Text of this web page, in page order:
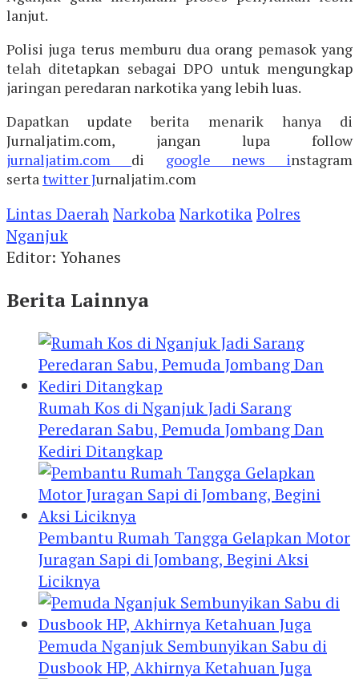
lanjut.
Polisi juga terus memburu dua orang pemasok yang
telah ditetapkan sebagai DPO untuk mengungkap
jaringan peredaran narkotika yang lebih luas.
Dapatkan update berita menarik hanya di
Jurnaljatim.com, jangan lupa follow
jurnaljatim.com di google news instagram
serta twitter Jurnaljatim.com
Lintas DaerahNarkobaNarkotikaPolres
Nganjuk
Editor: Yohanes
Berita Lainnya
Rumah Kos di Nganjuk Jadi Sarang
Peredaran Sabu, Pemuda Jombang Dan
Kediri Ditangkap
Pembantu Rumah Tangga Gelapkan Motor
Juragan Sapi di Jombang, Begini Aksi
Liciknya
Pemuda Nganjuk Sembunyikan Sabu di
Dusbook HP, Akhirnya Ketahuan Juga